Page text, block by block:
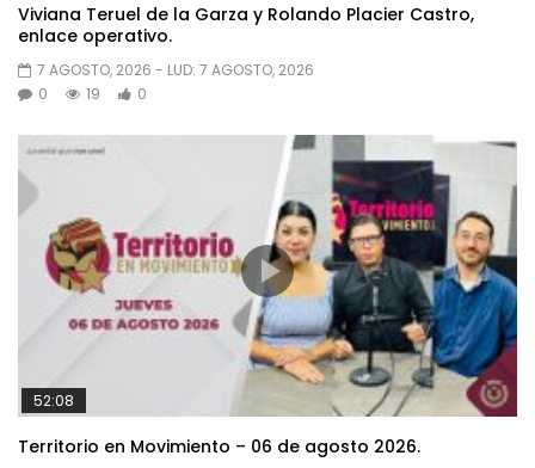
Viviana Teruel de la Garza y Rolando Placier Castro,
enlace operativo.
7 AGOSTO, 2026 - LUD: 7 AGOSTO, 2026
0
19 0
52:08
Territorio en Movimiento – 06 de agosto 2026.